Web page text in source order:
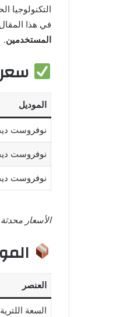
التكنولوجيا
في هذا
المستخدمين.
سعر
الموديل
نوفروست
نوفروست
نوفروست
الأسعار محدثة حتى يوليو 2025،
العنصر
السعة اللترية